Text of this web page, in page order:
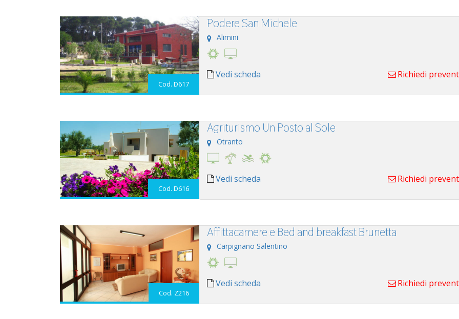
Cod. D617
Podere San Michele
Alimini
Vedi scheda Richiedi
Cod. D616
Agriturismo Un Posto al Sole
Otranto
Vedi scheda Richiedi
Cod. Z216
Affittacamere e Bed and breakfast Brunetta
Carpignano Salentino
Vedi scheda Richiedi